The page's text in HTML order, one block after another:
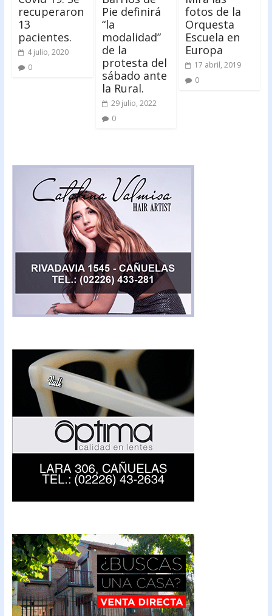
recuperaron
13
pacientes.
4 julio, 2020
0
Pie definirá
“la
modalidad”
de la
protesta del
sábado ante
la Rural.
29 julio, 2022
0
fotos de la
Orquesta
Escuela en
Europa
17 abril, 2019
0